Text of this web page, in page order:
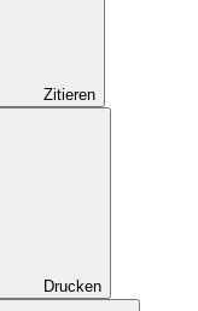
Zitieren
Drucken